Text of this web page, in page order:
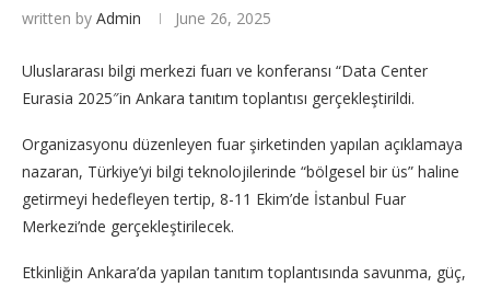
written by Admin June 26, 2025
Uluslararası bilgi merkezi fuarı ve konferansı “Data Center
Eurasia 2025″in Ankara tanıtım toplantısı gerçekleştirildi.
Organizasyonu düzenleyen fuar şirketinden yapılan açıklamaya
nazaran, Türkiye’yi bilgi teknolojilerinde “bölgesel bir üs” haline
getirmeyi hedefleyen tertip, 8-11 Ekim’de İstanbul Fuar
Merkezi’nde gerçekleştirilecek.
Etkinliğin Ankara’da yapılan tanıtım toplantısında savunma, güç,